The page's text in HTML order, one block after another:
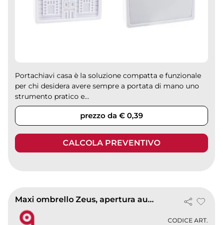
Portachiavi casa è la soluzione compatta e funzionale
per chi desidera avere sempre a portata di mano uno
strumento pratico e...
prezzo da € 0,39
CALCOLA PREVENTIVO
Maxi ombrello Zeus, apertura automatica, fibra di vetro
CODICE ART.